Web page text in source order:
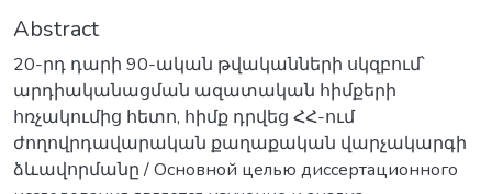
Abstract
20-րդ դարի 90-ական թվականների սկզբում՝
արդիականացման ազատական հիմքերի
հռչակումից հետո, հիմք դրվեց ՀՀ-ում
ժողովրդավարական քաղաքական վարչակարգի
ձևավորմանը / Основной целью диссертационного